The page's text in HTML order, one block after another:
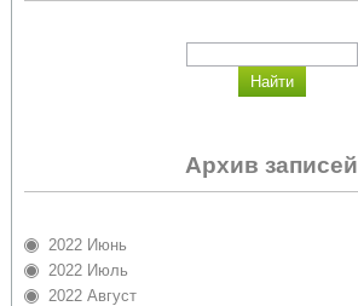
Архив записей
2022 Июнь
2022 Июль
2022 Август